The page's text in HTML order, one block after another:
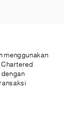
menggunakan